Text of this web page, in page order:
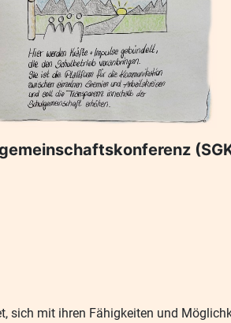
sich mit ihren Fähigkeiten und